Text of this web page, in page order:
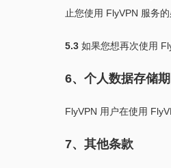
止您使用 FlyVPN 服务
5.3如果您想再次使用
6、个人数据存储
FlyVPN 用户在使用
7、其他条款